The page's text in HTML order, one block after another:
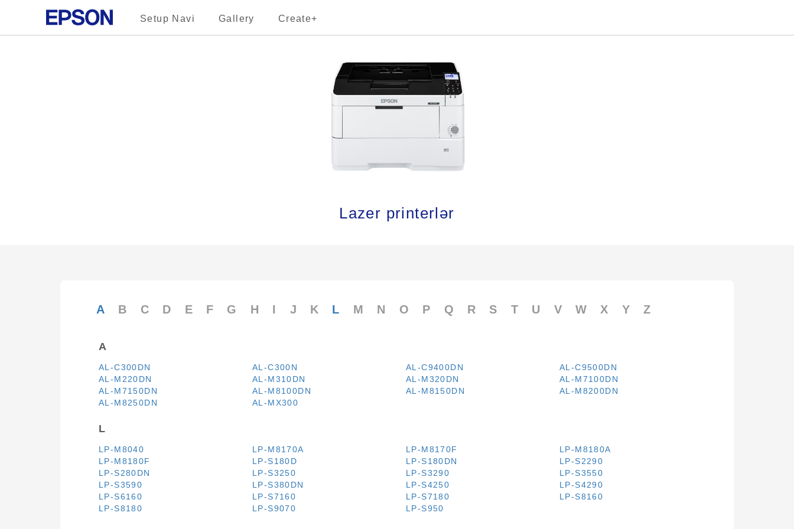
Setup Navi Gallery Create+
Lazer printerlər
A B C D E F G H I J K L M N O P Q R S T U V W X Y Z
A
AL-C300DN AL-C300N AL-C9400DN
AL-C9500DN
AL-M220DN
AL-M310DN AL-M320DN
AL-M7100DN
AL-M7150DN
AL-M8100DN AL-M8150DN
AL-M8200DN
AL-M8250DN
AL-MX300
L
LP-M8040 LP-M8170A LP-M8170F
LP-M8180A
LP-M8180F
LP-S180D LP-S180DN
LP-S2290
LP-S280DN
LP-S3250 LP-S3290
LP-S3550
LP-S3590
LP-S380DN LP-S4250
LP-S4290
LP-S6160
LP-S7160 LP-S7180
LP-S8160
LP-S8180
LP-S9070 LP-S950